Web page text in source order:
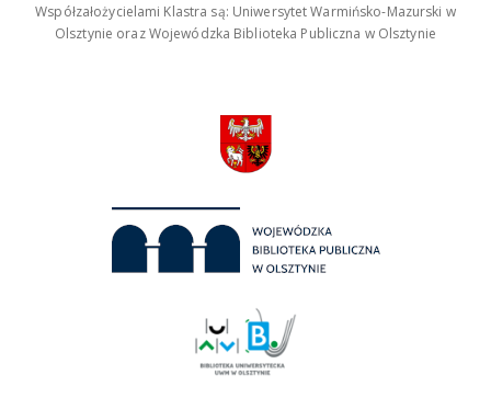
Współzałożycielami Klastra są: Uniwersytet Warmińsko-Mazurski w
Olsztynie oraz Wojewódzka Biblioteka Publiczna w Olsztynie